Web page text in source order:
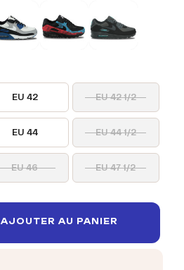
EU 42 EU 42 1/2
EU 44 EU 44 1/2
EU 46 EU 47 1/2
AJOUTER AU PANIER